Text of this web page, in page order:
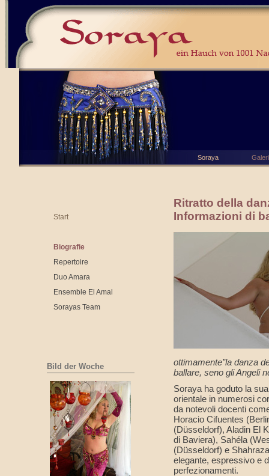
Start
Biografie
Repertoire
Duo Amara
Ensemble El Amal
Sorayas Team
Bild der Woche
Ritratto della
Informazioni di
ottimamente”la danza
ballare, seno gli Angeli
Soraya ha goduto la
orientale in numerosi
da notevoli docenti
Horacio Cifuentes
(Düsseldorf), Aladin El
di Baviera), Sahéla
(Düsseldorf) e
elegante, espressivo e
perfezionamenti.
Soraya